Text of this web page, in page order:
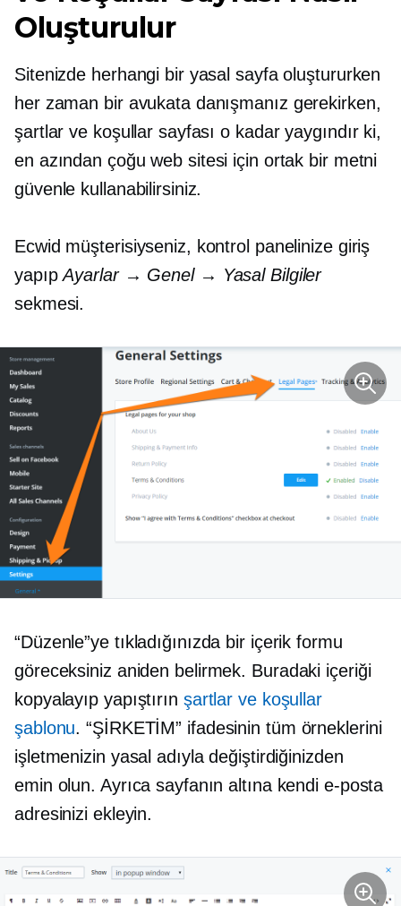
Oluşturulur
Sitenizde herhangi bir yasal sayfa oluştururken
her zaman bir avukata danışmanız gerekirken,
şartlar ve koşullar sayfası o kadar yaygındır ki,
en azından çoğu web sitesi için ortak bir metni
güvenle kullanabilirsiniz.
Ecwid müşterisiyseniz, kontrol panelinize giriş
yapıpAyarlar → Genel → Yasal Bilgiler
sekmesi.
“Düzenle”ye tıkladığınızda bir içerik formu
göreceksiniz aniden belirmek. Buradaki içeriği
kopyalayıp yapıştırın şartlar ve koşullar
şablonu. “ŞİRKETİM” ifadesinin tüm örneklerini
işletmenizin yasal adıyla değiştirdiğinizden
emin olun. Ayrıca sayfanın altına kendi e-posta
adresinizi ekleyin.